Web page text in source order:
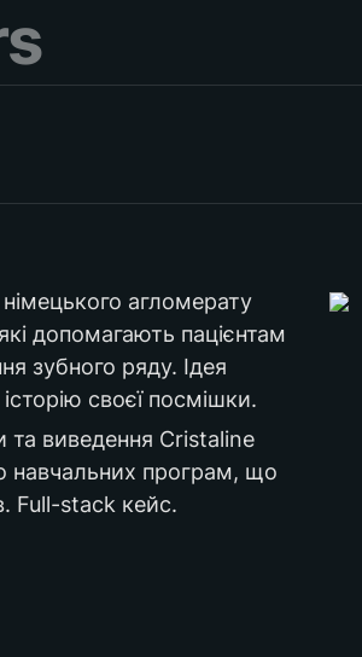
агломерату
допомагають пацієнтам
зубного ряду. Ідея
своєї посмішки.
та виведення Cristaline
навчальних програм, що
Full-stack кейс.